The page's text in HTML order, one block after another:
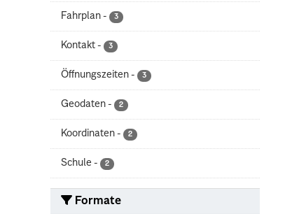
Fahrplan - 3
Kontakt - 3
Öffnungszeiten - 3
Geodaten - 2
Koordinaten - 2
Schule - 2
Formate